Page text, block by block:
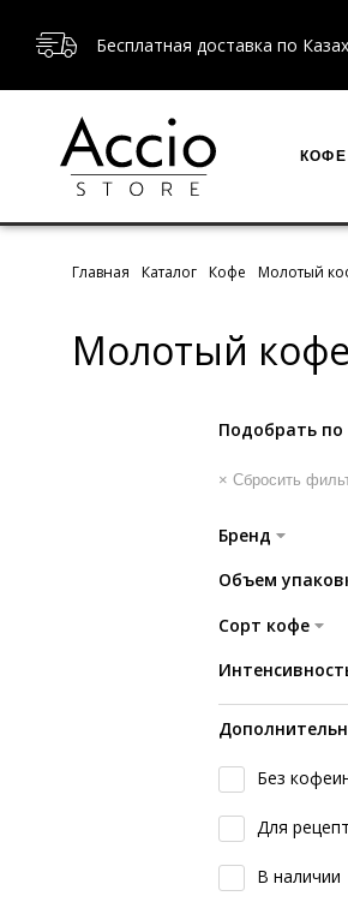
Бесплатная доставка по
Главная Каталог Кофе Молотый
Молотый
Подобрать
× Сбросить
Бренд
Объем
Сорт кофе
Без
Для
В наличии